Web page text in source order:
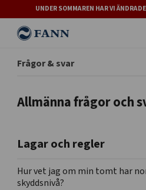
UNDER SOMMAREN HAR VI
Frågor & svar
Allmänna frågor och
Lagar och regler
Hur vet jag om min tomt har
skyddsnivå?